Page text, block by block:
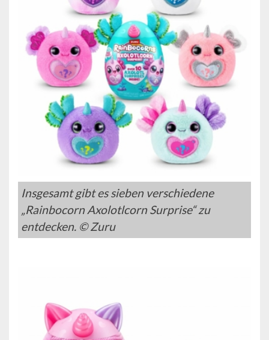
Insgesamt gibt es sieben verschiedene
„Rainbocorn Axolotlcorn Surprise“ zu
entdecken. © Zuru